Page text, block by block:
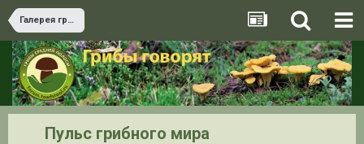
Галерея грибов
Пульс грибного мира